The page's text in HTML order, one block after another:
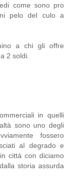
come sono pro
pelo del culo a
a chi gli offre
2 soldi.
in quelli
sono uno degli
fossero
al degrado e
città con diciamo
storia assurda